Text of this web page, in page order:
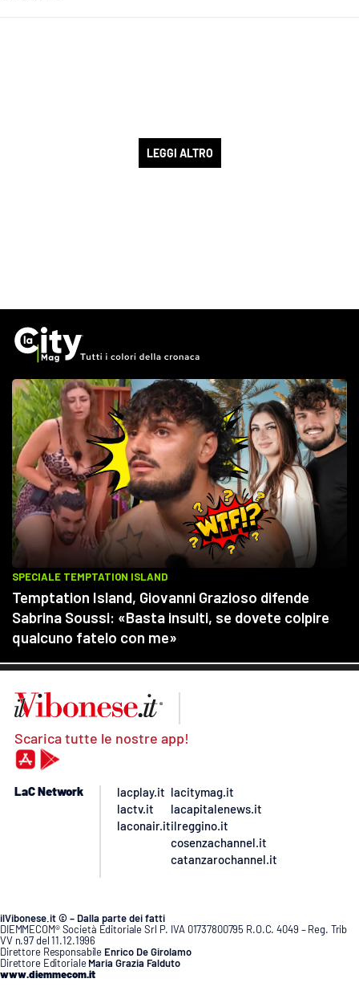
LEGGI ALTRO
Scarica tutte le nostre app!
LaC Network
lacplay.it
lactv.it
laconair.it
lacitymag.it
lacapitalenews.it
ilreggino.it
cosenzachannel.it
catanzarochannel.it
ilVibonese.it © – Dalla parte dei fatti
DIEMMECOM® Società Editoriale Srl P. IVA 01737800795 R.O.C. 4049 – Reg. Trib
VV n.97 del 11.12.1996
Direttore Responsabile Enrico De Girolamo
Direttore Editoriale Maria Grazia Falduto
www.diemmecom.it